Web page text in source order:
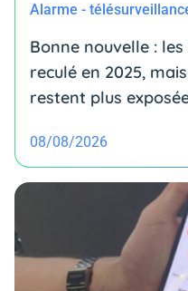
Alarme -
Bonne nouvelle :
reculé en 2025,
restent plus
08/08/2026